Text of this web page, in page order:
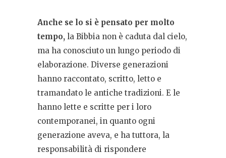
Anche se lo si è pensato per molto
tempo, la Bibbia non è caduta dal cielo,
ma ha conosciuto un lungo periodo di
elaborazione. Diverse generazioni
hanno raccontato, scritto, letto e
tramandato le antiche tradizioni. E le
hanno lette e scritte per i loro
contemporanei, in quanto ogni
generazione aveva, e ha tuttora, la
responsabilità di rispondere